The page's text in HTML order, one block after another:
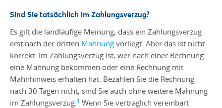
Sind Sie tatsächlich im Zahlungsverzug?
Es gilt die landläufige Meinung, dass ein Zahlungsverzug
erst nach der dritten Mahnung vorliegt. Aber das ist nicht
korrekt. Im Zahlungsverzug ist, wer nach einer Rechnung
eine Mahnung bekommen oder eine Rechnung mit
Mahnhinweis erhalten hat. Bezahlen Sie die Rechnung
nach 30 Tagen nicht, sind Sie auch ohne weitere Mahnung
im Zahlungsverzug. 1 Wenn Sie vertraglich vereinbart